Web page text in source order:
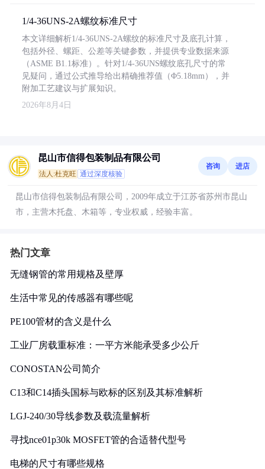
1/4-36UNS-2A螺纹标准尺寸
本文详细解析1/4-36UNS-2A螺纹的标准尺寸及底孔计算，
包括外径、螺距、公差等关键参数，并提供专业数据来源
（ASME B1.1标准）。针对1/4-36UNS螺纹底孔尺寸的常
见疑问，通过公式推导给出精确推荐值（Φ5.18mm），并
附加工艺建议与扩展知识。
2026年8月4日
昆山市信得包装制品有限公司
法人:杜克旺 通过深度核验
咨询 进店
昆山市信得包装制品有限公司，2009年成立于江苏省苏州市昆山
市，主营木托盘、木箱等，专业权威，经验丰富。
热门文章
无缝钢管的常用规格及壁厚
生活中常见的传感器有哪些呢
PE100管材的含义是什么
工业厂房载重标准：一平方米能承受多少公斤
CONOSTAN公司简介
C13和C14插头国标与欧标的区别及其标准解析
LGJ-240/30导线参数及载流量解析
寻找nce01p30k MOSFET管的合适替代型号
电梯的尺寸有哪些规格